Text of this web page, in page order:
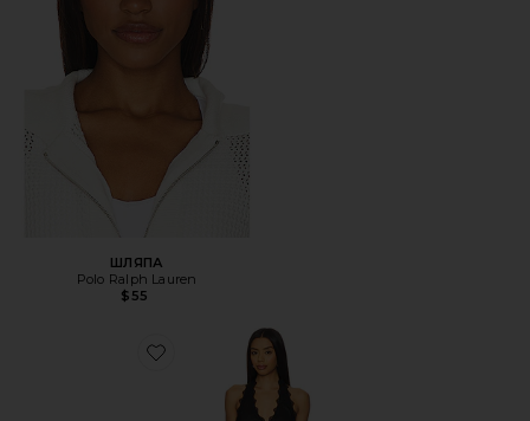
ШЛЯПА
Polo Ralph Lauren
$55
Favorite ПЛАТЬЕ STARS ALIGN